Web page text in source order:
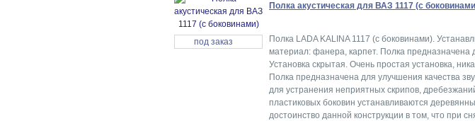
под заказ
Полка акустическая для ВАЗ 1117 (c
Полка LADA KALINA 1117 (c боковинами).
материал: фанера, карпет. Полка предназначена
Установка скрытая. Очень простая установка,
Полка предназначена для улучшения качества
для устранения неприятных скрипов,
пластиковых боковин устанавливаются
достоинство данной конструкции в том, что при